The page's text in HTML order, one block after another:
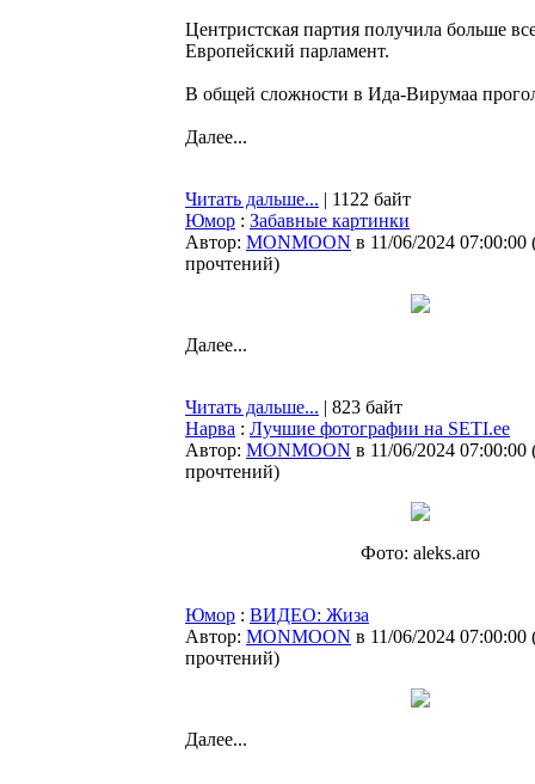
Центристская партия получила больше
Европейский парламент.
В общей сложности в Ида-Вирумаа
Далее...
Читать дальше... | 1122 байт
Юмор : Забавные картинки
Автор: MONMOON в 11/06/2024 07:00:00
прочтений)
Далее...
Читать дальше... | 823 байт
Нарва : Лучшие фотографии на SETI.ee
Автор: MONMOON в 11/06/2024 07:00:00
прочтений)
Фото: aleks.aro
Юмор : ВИДЕО: Жиза
Автор: MONMOON в 11/06/2024 07:00:00
прочтений)
Далее...